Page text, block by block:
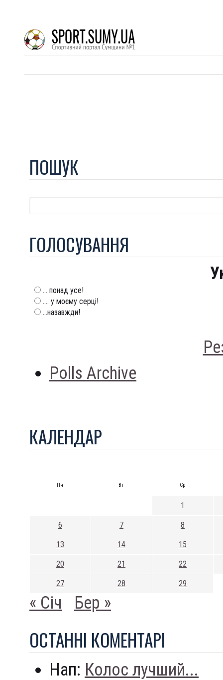
ПОШУК
ГОЛОСУВАННЯ
... понад усе!
.... у моєму серці!
...назавжди!
Polls Archive
КАЛЕНДАР
Пн Вт Ср
1
6 7 8
13 14 15
20 21 22
27 28 29
« Січ Бер »
ОСТАННI КОМЕНТАРI
Нап: Колос лучший...